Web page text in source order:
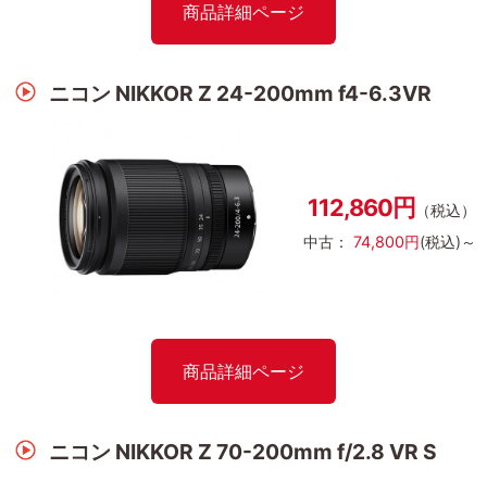
商品詳細ページ
ニコン NIKKOR Z 24-200mm f4-6.3VR
112,860円 （税込）
中古： 74,800円(税込)～
商品詳細ページ
ニコン NIKKOR Z 70-200mm f/2.8 VR S